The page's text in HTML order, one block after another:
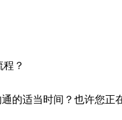
的适当时间？也许您